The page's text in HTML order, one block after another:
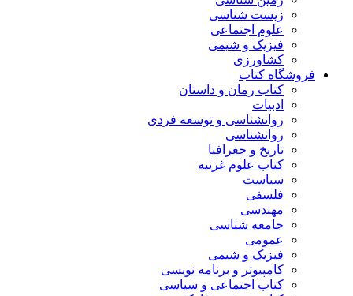
زیست شناسی
علوم اجتماعی
فیزیک و شیمی
کشاورزی
فروشگاه کتاب
کتاب رمان و داستان
ادبیات
روانشناسی و توسعه فردی
روانشناسی
تاریخ و جغرافیا
کتاب علوم غریبه
سیاست
فلسفی
مهندسی
جامعه شناسی
عمومی
فیزیک و شیمی
کامپیوتر و برنامه نویسی
کتاب اجتماعی و سیاسی